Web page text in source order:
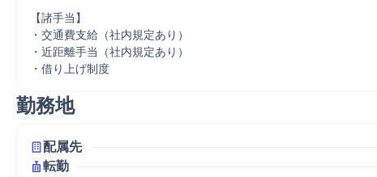
【諸手当】
・交通費支給（社内規定あり）
・近距離手当（社内規定あり）
・借り上げ制度
勤務地
配属先
転勤